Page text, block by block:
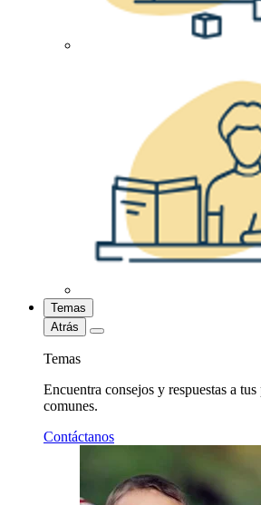
Temas
Atrás
Temas
Encuentra consejos y respuestas a tus
comunes.
Contáctanos